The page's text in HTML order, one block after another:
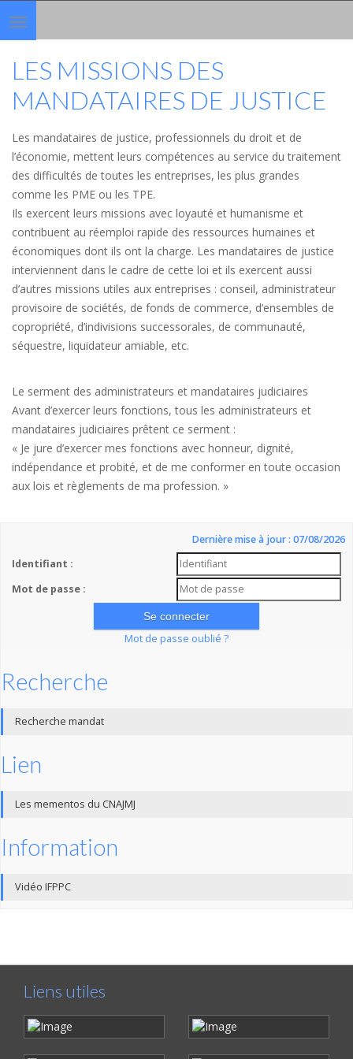
Toggle
navigation
LES MISSIONS DES
MANDATAIRES DE JUSTICE
Les mandataires de justice, professionnels du droit et de
l’économie, mettent leurs compétences au service du traitement
des difficultés de toutes les entreprises, les plus grandes
comme les PME ou les TPE.
Ils exercent leurs missions avec loyauté et humanisme et
contribuent au réemploi rapide des ressources humaines et
économiques dont ils ont la charge. Les mandataires de justice
interviennent dans le cadre de cette loi et ils exercent aussi
d’autres missions utiles aux entreprises : conseil, administrateur
provisoire de sociétés, de fonds de commerce, d’ensembles de
copropriété, d’indivisions successorales, de communauté,
séquestre, liquidateur amiable, etc.
Le serment des administrateurs et mandataires judiciaires
Avant d’exercer leurs fonctions, tous les administrateurs et
mandataires judiciaires prêtent ce serment :
« Je jure d’exercer mes fonctions avec honneur, dignité,
indépendance et probité, et de me conformer en toute occasion
aux lois et règlements de ma profession. »
Dernière mise à jour : 07/08/2026
Identifiant :
Mot de passe :
Mot de passe oublié ?
Recherche
Recherche mandat
Lien
Les mementos du CNAJMJ
Information
Vidéo IFPPC
Liens utiles